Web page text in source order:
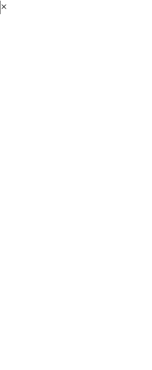
×